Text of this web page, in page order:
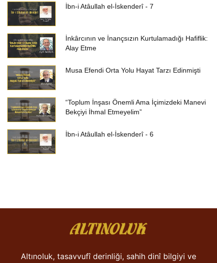
İbn-i Atâullah el-İskenderî - 7
İnkârcının ve İnançsızın Kurtulamadığı Hafiflik:
Alay Etme
Musa Efendi Orta Yolu Hayat Tarzı Edinmişti
“Toplum İnşası Önemli Ama İçimizdeki Manevi
Bekçiyi İhmal Etmeyelim”
İbn-i Atâullah el-İskenderî - 6
Altınoluk, tasavvufî derinliği, sahih dinî bilgiyi ve